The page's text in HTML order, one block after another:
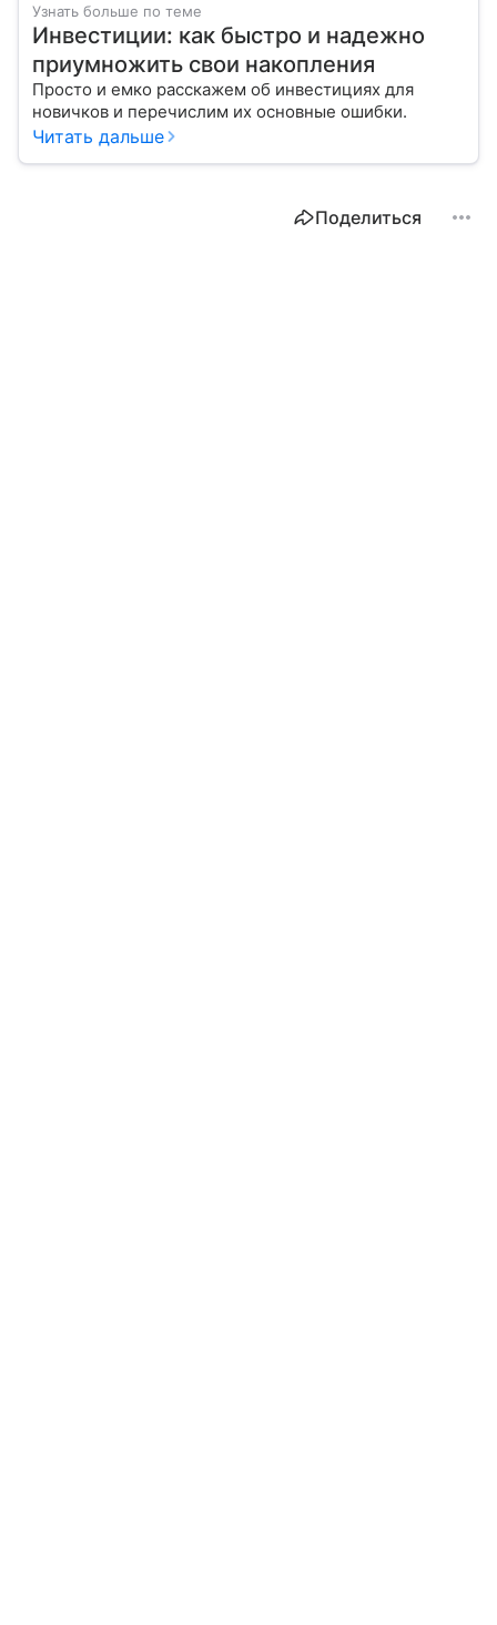
Узнать больше по теме
Инвестиции: как быстро и надежно
приумножить свои накопления
Просто и емко расскажем об инвестициях для
новичков и перечислим их основные ошибки.
Читать дальше
Поделиться